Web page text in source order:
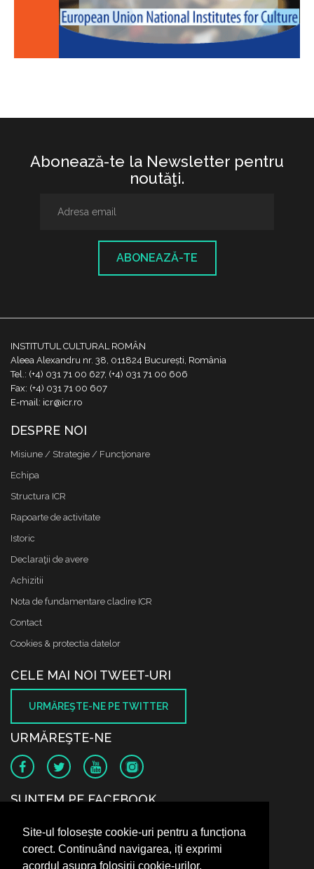
Site-ul folosește cookie-uri pentru a funcționa
corect. Continuând navigarea, iți exprimi
acordul asupra folosirii cookie-urilor.
Abonează-te la Newsletter pentru
noutăţi.
ABONEAZĂ-TE
INSTITUTUL CULTURAL ROMÂN
Aleea Alexandru nr. 38, 011824 București, România
Tel.: (+4) 031 71 00 627, (+4) 031 71 00 606
Fax: (+4) 031 71 00 607
E-mail: icr@icr.ro
DESPRE NOI
Misiune / Strategie / Funcţionare
Echipa
Structura ICR
Rapoarte de activitate
Istoric
Declaraţii de avere
Achizitii
Nota de fundamentare cladire ICR
Contact
Cookies & protectia datelor
CELE MAI NOI TWEET-URI
URMĂREŞTE-NE PE TWITTER
URMĂREŞTE-NE
SUNTEM PE FACEBOOK